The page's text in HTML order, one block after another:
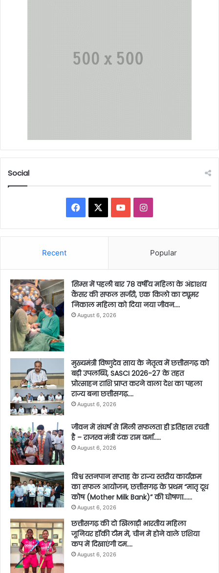
Social
Facebook YouTubeInstagram
Recent Popular
सिम्स में पहली बार 78 वर्षीय महिला के अंडाशय
कैंसर की सफल सर्जरी, एक किलो का ट्यूमर
निकाल महिला को दिया नया जीवन….
August 6, 2026
मुख्यमंत्री विष्णुदेव साय के नेतृत्व में छत्तीसगढ़ को
बड़ी उपलब्धि, SASCI 2026-27 के तहत
प्रोत्साहन राशि प्राप्त करने वाला देश का पहला
राज्य बना छत्तीसगढ़….
August 6, 2026
जीवन में संघर्ष से मिली सफलता ही इतिहास रचती
है – राजस्व मंत्री टंक राम वर्मा…..
August 6, 2026
विश्व स्तनपान सप्ताह के राज्य स्तरीय कार्यक्रम
का सफल आयोजन, छत्तीसगढ़ के प्रथम “मातृ दूध
कोष (Mother Milk Bank)” की घोषणा……
August 6, 2026
छत्तीसगढ़ की दो खिलाड़ी भारतीय महिला
जूनियर हॉकी टीम में, चीन में होने वाले एशिया
कप में दिखाएंगी दम….
August 6, 2026